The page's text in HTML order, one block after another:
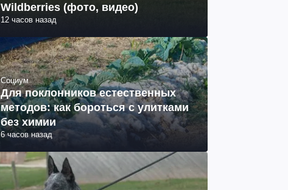
Wildberries (фото, видео)
12 часов назад
Социум
Для поклонников естественных
методов: как бороться с улитками
без химии
6 часов назад